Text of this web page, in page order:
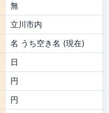
無
立川市内
名 うち空き名 (現在)
日
円
円